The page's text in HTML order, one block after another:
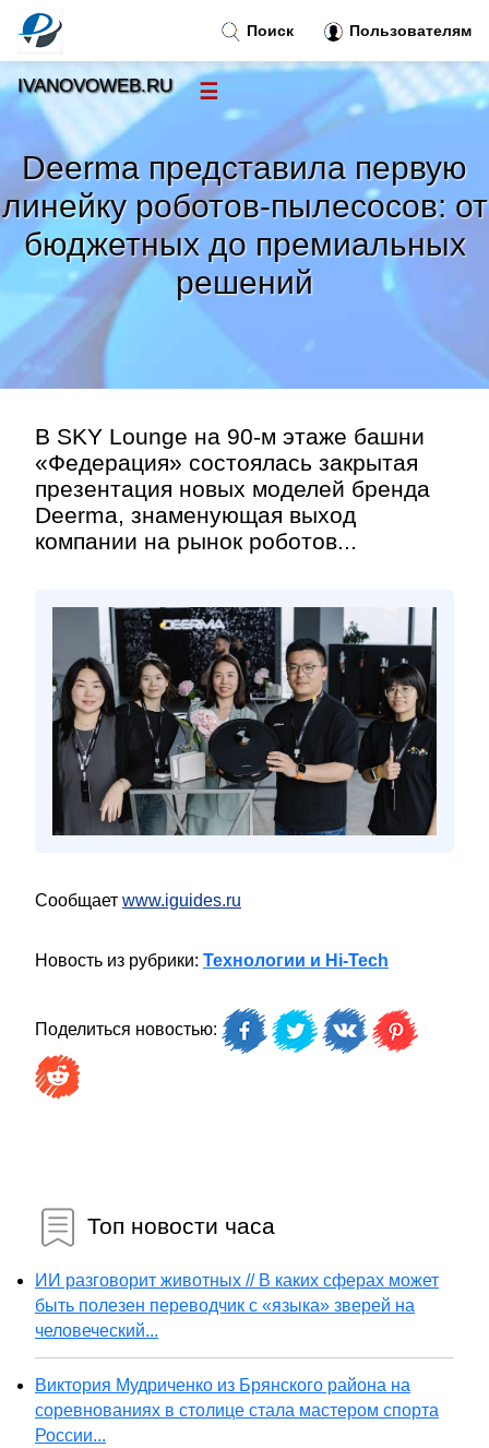
Deerma представила первую
линейку роботов-пылесосов: от
бюджетных до премиальных
решений
В SKY Lounge на 90-м этаже башни
«Федерация» состоялась закрытая
презентация новых моделей бренда
Deerma, знаменующая выход
компании на рынок роботов...
Сообщает www.iguides.ru
Новость из рубрики: Технологии и Hi-Tech
Поделиться новостью:
Топ новости часа
ИИ разговорит животных // В каких сферах может
быть полезен переводчик с «языка» зверей на
человеческий...
Виктория Мудриченко из Брянского района на
соревнованиях в столице стала мастером спорта
России...
Поиск Пользователям
IVANOVOWEB.RU ☰
Тренды новостей»
Рубрики»
Правила »